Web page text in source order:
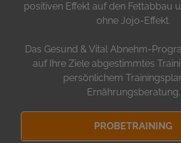
positiven Effekt auf den Fettabbau
ohne Jojo-Effekt.
Das Gesund & Vital Abnehm-
auf Ihre Ziele abgestimmtes
persönlichem
Ernährungsberatung.
PROBETRAINING